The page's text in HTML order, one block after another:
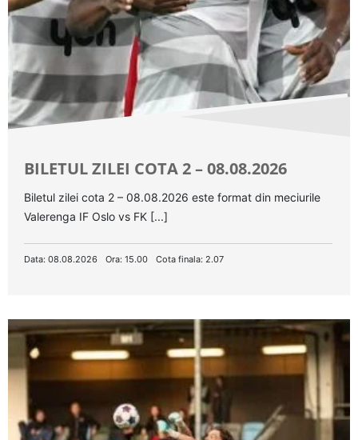
BILETUL ZILEI COTA 2 – 08.08.2026
Biletul zilei cota 2 – 08.08.2026 este format din meciurile
Valerenga IF Oslo vs FK [...]
Data: 08.08.2026 Ora: 15.00 Cota finala: 2.07